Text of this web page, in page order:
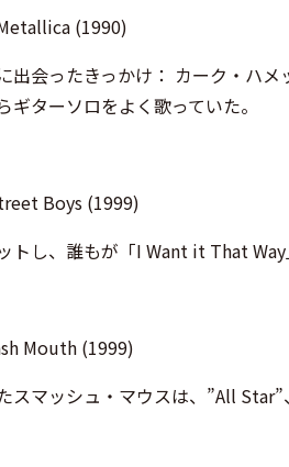
(1990)
出会ったきっかけ： カーク・ハ
ギターソロをよく歌っていた。
Boys (1999)
トし、誰もが「I Want it That
Mouth (1999)
スマッシュ・マウスは、”All